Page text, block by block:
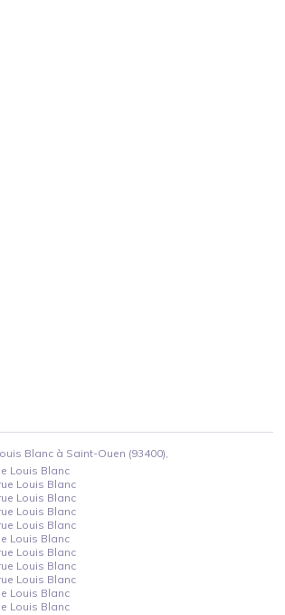
Blanc à Saint-Ouen (93400),
Louis Blanc
Louis Blanc
Louis Blanc
Louis Blanc
Louis Blanc
Louis Blanc
Louis Blanc
Louis Blanc
Louis Blanc
Louis Blanc
Louis Blanc